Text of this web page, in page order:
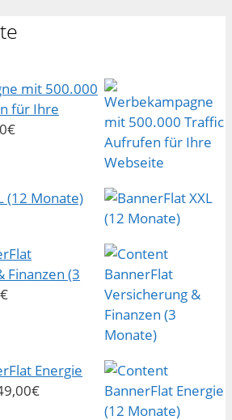
mit 500.000
für Ihre
€
(12 Monate)
Finanzen (3
€
Energie
€